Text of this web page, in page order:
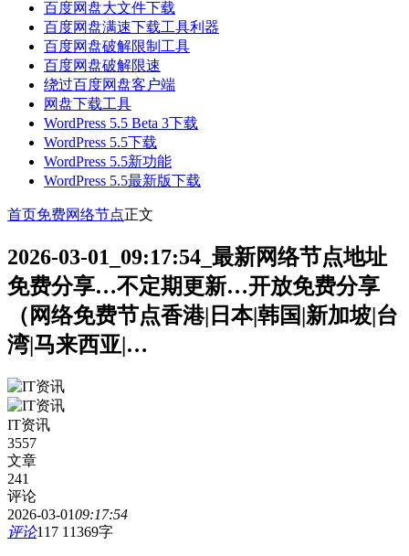
百度网盘大文件下载
百度网盘满速下载工具利器
百度网盘破解限制工具
百度网盘破解限速
绕过百度网盘客户端
网盘下载工具
WordPress 5.5 Beta 3下载
WordPress 5.5下载
WordPress 5.5新功能
WordPress 5.5最新版下载
首页免费网络节点正文
2026-03-01_09:17:54_最新网络节点地址
免费分享…不定期更新…开放免费分享
（网络免费节点香港|日本|韩国|新加坡|台
湾|马来西亚|…
IT资讯
3557
文章
241
评论
2026-03-0109:17:54
评论117 11369字